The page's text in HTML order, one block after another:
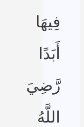
فِيهَا
أَبَدًا
رَّضِيَ
اللَّهُ